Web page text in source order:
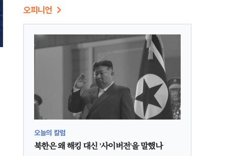
오피니언
오늘의 칼럼
북한은 왜 해킹 대신 '사이버전'을 말했나